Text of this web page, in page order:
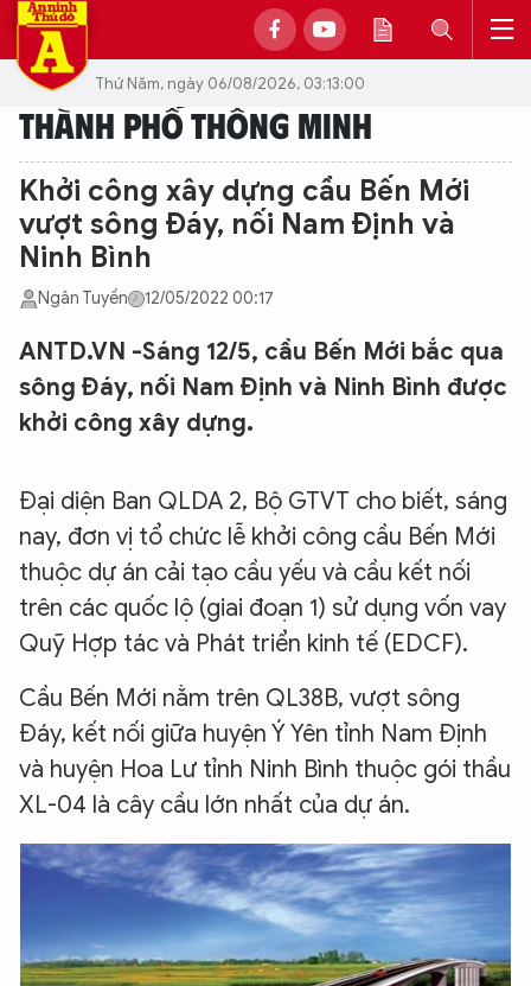
Thứ Năm, ngày 06/08/2026, 03:13:00
THÀNH PHỐ THÔNG MINH
Khởi công xây dựng cầu Bến Mới
vượt sông Đáy, nối Nam Định và
Ninh Bình
Ngân Tuyền 12/05/2022 00:17
ANTD.VN -Sáng 12/5, cầu Bến Mới bắc qua
sông Đáy, nối Nam Định và Ninh Bình được
khởi công xây dựng.
Đại diện Ban QLDA 2, Bộ GTVT cho biết, sáng
nay, đơn vị tổ chức lễ khởi công cầu Bến Mới
thuộc dự án cải tạo cầu yếu và cầu kết nối
trên các quốc lộ (giai đoạn 1) sử dụng vốn vay
Quỹ Hợp tác và Phát triển kinh tế (EDCF).
Cầu Bến Mới nằm trên QL38B, vượt sông
Đáy, kết nối giữa huyện Ý Yên tỉnh Nam Định
và huyện Hoa Lư tỉnh Ninh Bình thuộc gói thầu
XL-04 là cây cầu lớn nhất của dự án.